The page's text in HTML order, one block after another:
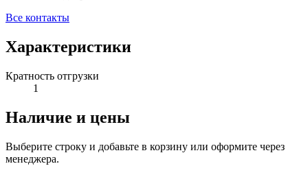
Все контакты
Характеристики
Кратность отгрузки
1
Наличие и цены
Выберите строку и добавьте в корзину или оформите через
менеджера.